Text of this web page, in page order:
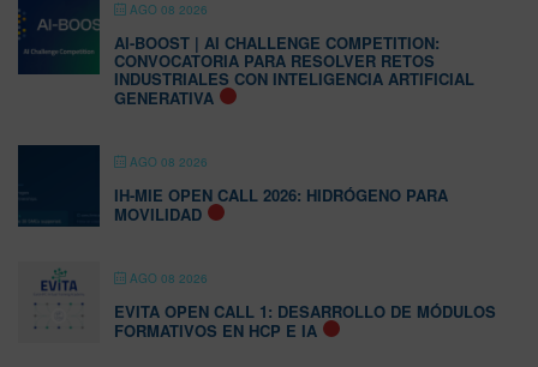
AGO 08 2026
AI-BOOST | AI CHALLENGE COMPETITION:
CONVOCATORIA PARA RESOLVER RETOS
INDUSTRIALES CON INTELIGENCIA ARTIFICIAL
GENERATIVA
AGO 08 2026
IH-MIE OPEN CALL 2026: HIDRÓGENO PARA
MOVILIDAD
AGO 08 2026
EVITA OPEN CALL 1: DESARROLLO DE MÓDULOS
FORMATIVOS EN HCP E IA